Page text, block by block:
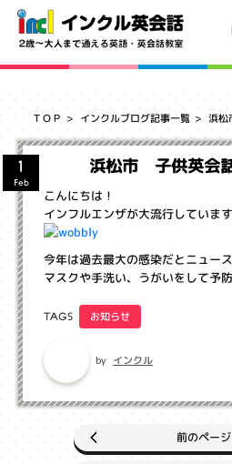
ＴＯＰ インクルブログ記事一覧 浜
浜松市 子供英会
1
Feb
こんにちは！
インフルエンザが大流行していま
今年は過去最大の感染だとニュー
マスクや手洗い、うがいをして予
TAGS お知らせ
by インクル
前のページ